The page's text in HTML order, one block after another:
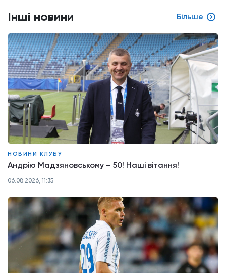
Інші новини Більше
НОВИНИ КЛУБУ
Андрію Мадзяновському – 50! Наші вітання!
06.08.2026, 11:35